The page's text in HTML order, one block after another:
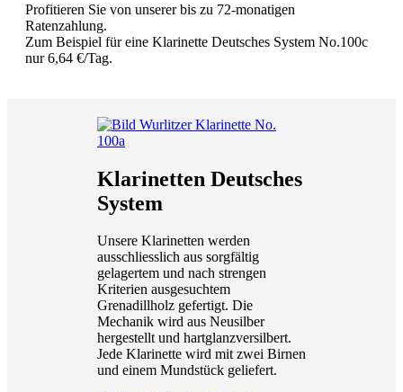
Profitieren Sie von unserer bis zu 72-monatigen
Ratenzahlung.
Zum Beispiel für eine Klarinette Deutsches System No.100c
nur 6,64 €/Tag.
Klarinetten Deutsches
System
Unsere Klarinetten werden
ausschliesslich aus sorgfältig
gelagertem und nach strengen
Kriterien ausgesuchtem
Grenadillholz gefertigt. Die
Mechanik wird aus Neusilber
hergestellt und hartglanzversilbert.
Jede Klarinette wird mit zwei Birnen
und einem Mundstück geliefert.